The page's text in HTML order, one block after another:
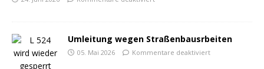
Umleitung wegen Straßenbausrbeiten
05. Mai 2026 Kommentare deaktiviert